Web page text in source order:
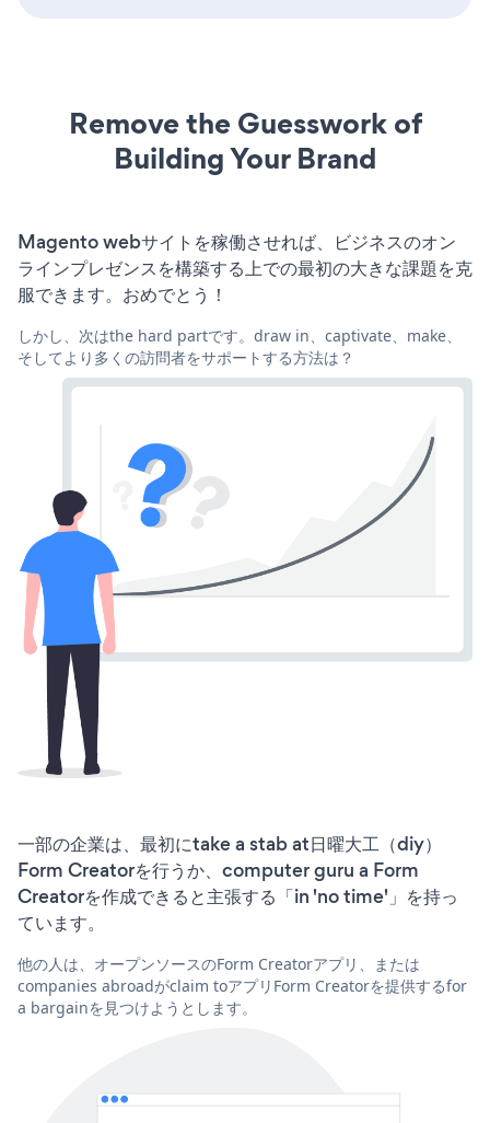
Remove the Guesswork of
Building Your Brand
Magento webサイトを稼働させれば、ビジネスのオン
ラインプレゼンスを構築する上での最初の大きな課題を克
服できます。おめでとう！
しかし、次はthe hard partです。draw in、captivate、make、
そしてより多くの訪問者をサポートする方法は？
一部の企業は、最初にtake a stab at日曜大工（diy）
Form Creatorを行うか、computer guru a Form
Creatorを作成できると主張する「in 'no time'」を持っ
ています。
他の人は、オープンソースのForm Creatorアプリ、または
companies abroadがclaim toアプリForm Creatorを提供するfor
a bargainを見つけようとします。